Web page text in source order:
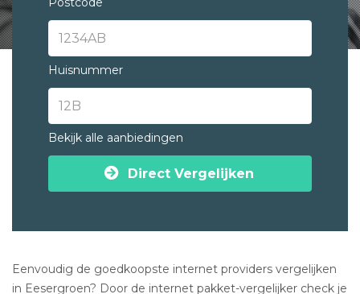
Huisnummer
Bekijk alle aanbiedingen
Direct Vergelijken
Eenvoudig de goedkoopste internet providers vergelijken
in Eesergroen? Door de internet pakket-vergelijker check je